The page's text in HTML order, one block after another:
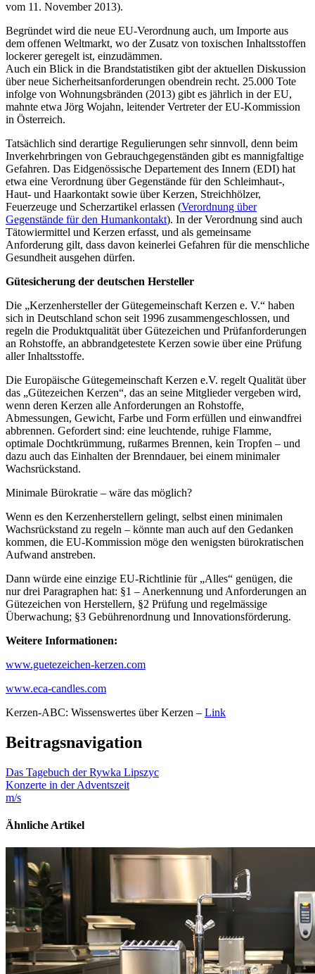
vom 11. November 2013).
Begründet wird die neue EU-Verordnung auch, um Importe aus
dem offenen Weltmarkt, wo der Zusatz von toxischen Inhaltsstoffen
lockerer geregelt ist, einzudämmen.
Auch ein Blick in die Brandstatistiken gibt der aktuellen Diskussion
über neue Sicherheitsanforderungen obendrein recht. 25.000 Tote
infolge von Wohnungsbränden (2013) gibt es jährlich in der EU,
mahnte etwa Jörg Wojahn, leitender Vertreter der EU-Kommission
in Österreich.
Tatsächlich sind derartige Regulierungen sehr sinnvoll, denn beim
Inverkehrbringen von Gebrauchgegenständen gibt es mannigfaltige
Gefahren. Das Eidgenössische Departement des Innern (EDI) hat
etwa eine Verordnung über Gegenstände für den Schleimhaut-,
Haut- und Haarkontakt sowie über Kerzen, Streichhölzer,
Feuerzeuge und Scherzartikel erlassen (Verordnung über
Gegenstände für den Humankontakt). In der Verordnung sind auch
Tätowiermittel und Kerzen erfasst, und als gemeinsame
Anforderung gilt, dass davon keinerlei Gefahren für die menschliche
Gesundheit ausgehen dürfen.
Gütesicherung der deutschen Hersteller
Die „Kerzenhersteller der Gütegemeinschaft Kerzen e. V.“ haben
sich in Deutschland schon seit 1996 zusammengeschlossen, und
regeln die Produktqualität über Gütezeichen und Prüfanforderungen
an Rohstoffe, an abbrandgetestete Kerzen sowie über eine Prüfung
aller Inhaltsstoffe.
Die Europäische Gütegemeinschaft Kerzen e.V. regelt Qualität über
das „Gütezeichen Kerzen“, das an seine Mitglieder vergeben wird,
wenn deren Kerzen alle Anforderungen an Rohstoffe,
Abmessungen, Gewicht, Farbe und Form erfüllen und einwandfrei
abbrennen. Gefordert sind: eine leuchtende, ruhige Flamme,
optimale Dochtkrümmung, rußarmes Brennen, kein Tropfen – und
dazu auch das Einhalten der Brenndauer, bei einem minimaler
Wachsrückstand.
Minimale Bürokratie – wäre das möglich?
Wenn es den Kerzenherstellern gelingt, selbst einen minimalen
Wachsrückstand zu regeln – könnte man auch auf den Gedanken
kommen, die EU-Kommission möge den wenigsten bürokratischen
Aufwand anstreben.
Dann würde eine einzige EU-Richtlinie für „Alles“ genügen, die
nur drei Paragraphen hat: §1 – Anerkennung und Anforderungen an
Gütezeichen von Herstellern, §2 Prüfung und regelmässige
Überwachung; §3 Gebührenordnung und Innovationsförderung.
Weitere Informationen:
www.guetezeichen-kerzen.com
www.eca-candles.com
Kerzen-ABC: Wissenswertes über Kerzen – Link
Beitragsnavigation
Das Tagebuch der Rywka Lipszyc
Konzerte in der Adventszeit
m/s
Ähnliche Artikel